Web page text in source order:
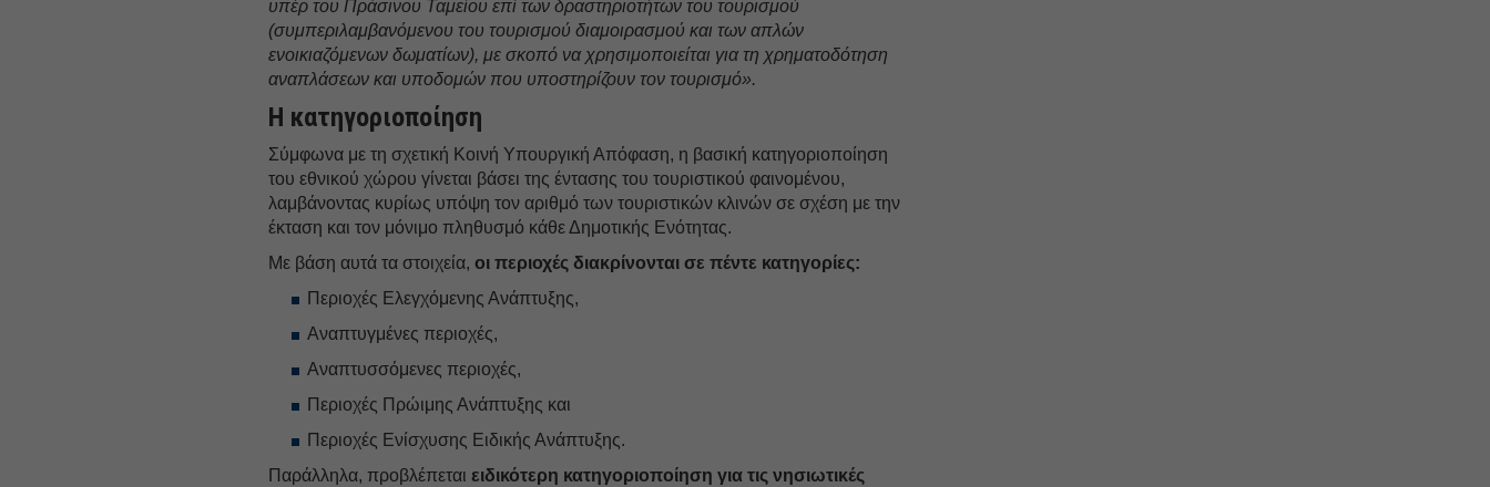
υπέρ του Πράσινου Ταμείου επί των δραστηριοτήτων του τουρισμού
(συμπεριλαμβανόμενου του τουρισμού διαμοιρασμού και των απλών
ενοικιαζόμενων δωματίων), με σκοπό να χρησιμοποιείται για τη χρηματοδότηση
αναπλάσεων και υποδομών που υποστηρίζουν τον τουρισμό».
Η κατηγοριοποίηση
Σύμφωνα με τη σχετική Κοινή Υπουργική Απόφαση, η βασική κατηγοριοποίηση
του εθνικού χώρου γίνεται βάσει της έντασης του τουριστικού φαινομένου,
λαμβάνοντας κυρίως υπόψη τον αριθμό των τουριστικών κλινών σε σχέση με την
έκταση και τον μόνιμο πληθυσμό κάθε Δημοτικής Ενότητας.
Με βάση αυτά τα στοιχεία,οι περιοχές διακρίνονται σε πέντε κατηγορίες:
Περιοχές Ελεγχόμενης Ανάπτυξης,
Αναπτυγμένες περιοχές,
Αναπτυσσόμενες περιοχές,
Περιοχές Πρώιμης Ανάπτυξης και
Περιοχές Ενίσχυσης Ειδικής Ανάπτυξης.
Παράλληλα, προβλέπεταιειδικότερη κατηγοριοποίηση για τις νησιωτικές